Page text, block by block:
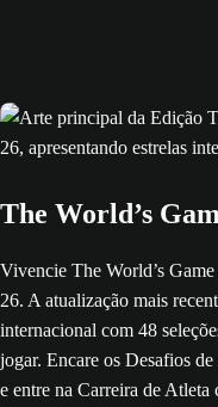
The World’s
Vivencie The World’s
26. A atualização mais
internacional com 48
jogar. Encare os Desafios
e entre na Carreira de